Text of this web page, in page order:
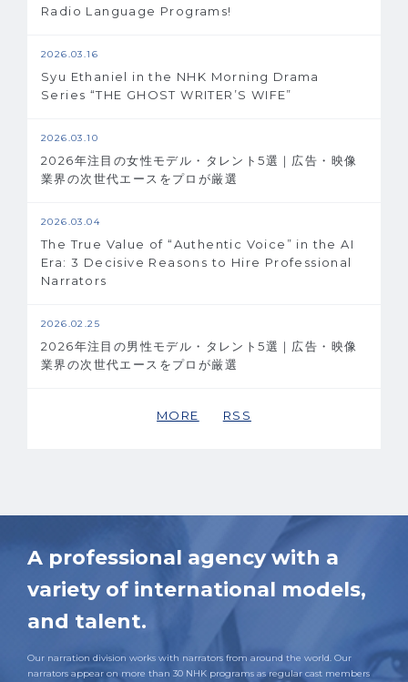
Radio Language Programs!
2026.03.16
Syu Ethaniel in the NHK Morning Drama
Series “THE GHOST WRITER’S WIFE”
2026.03.10
2026年注目の女性モデル・タレント5選｜広告・映像
業界の次世代エースをプロが厳選
2026.03.04
The True Value of “Authentic Voice” in the AI
Era: 3 Decisive Reasons to Hire Professional
Narrators
2026.02.25
2026年注目の男性モデル・タレント5選｜広告・映像
業界の次世代エースをプロが厳選
MORE RSS
A professional agency with a
variety of international models,
and talent.
Our narration division works with narrators from around the world. Our
narrators appear on more than 30 NHK programs as regular cast members